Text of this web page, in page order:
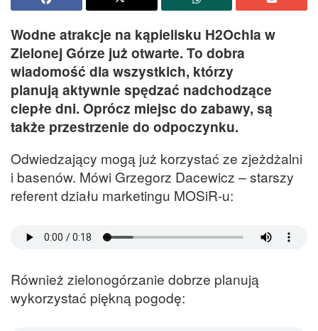
Wodne atrakcje na kąpielisku H2Ochla w
Zielonej Górze już otwarte. To dobra
wiadomość dla wszystkich, którzy
planują aktywnie spędzać nadchodzące
ciepłe dni. Oprócz miejsc do zabawy, są
także przestrzenie do odpoczynku.
Odwiedzający mogą już korzystać ze zjeżdżalni
i basenów. Mówi Grzegorz Dacewicz – starszy
referent działu marketingu MOSiR-u:
Również zielonogórzanie dobrze planują
wykorzystać piękną pogodę: